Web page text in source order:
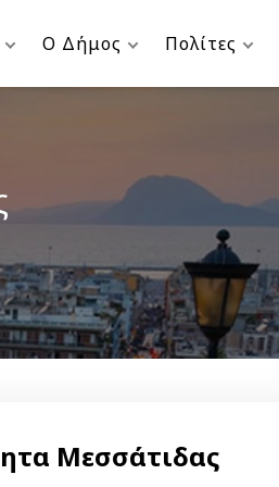
Ο Δήμος Πολίτες
Μεσσάτιδας